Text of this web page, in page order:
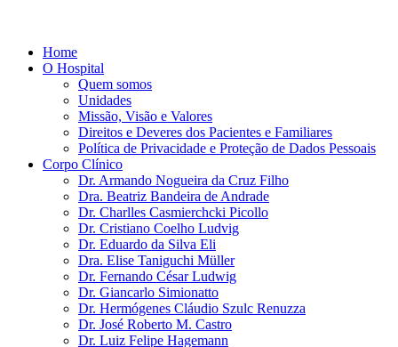
Home
O Hospital
Quem somos
Unidades
Missão, Visão e Valores
Direitos e Deveres dos Pacientes e Familiares
Política de Privacidade e Proteção de Dados Pessoais
Corpo Clínico
Dr. Armando Nogueira da Cruz Filho
Dra. Beatriz Bandeira de Andrade
Dr. Charlles Casmierchcki Picollo
Dr. Cristiano Coelho Ludvig
Dr. Eduardo da Silva Eli
Dra. Elise Taniguchi Müller
Dr. Fernando César Ludwig
Dr. Giancarlo Simionatto
Dr. Hermógenes Cláudio Szulc Renuzza
Dr. José Roberto M. Castro
Dr. Luiz Felipe Hagemann